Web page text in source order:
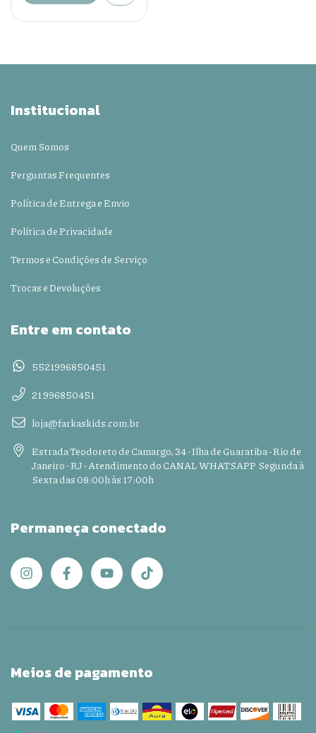
Institucional
Quem Somos
Perguntas Frequentes
Política de Entrega e Envio
Política de Privacidade
Termos e Condições de Serviço
Trocas e Devoluções
Entre em contato
5521996850451
21 996850451
loja@farkaskids.com.br
Estrada Teodoreto de Camargo, 34 - Ilha de Guaratiba - Rio de
Janeiro - RJ - Atendimento do CANAL WHATSAPP Segunda à
Sexta das 08:00h às 17:00h
Permaneça conectado
Meios de pagamento